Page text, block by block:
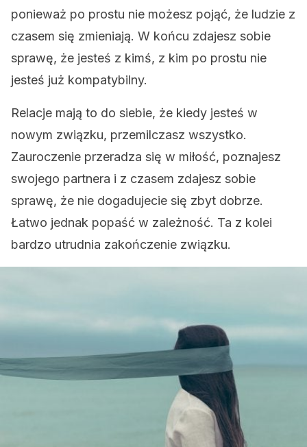
ponieważ po prostu nie możesz pojąć, że ludzie z
czasem się zmieniają. W końcu zdajesz sobie
sprawę, że jesteś z kimś, z kim po prostu nie
jesteś już kompatybilny.
Relacje mają to do siebie, że kiedy jesteś w
nowym związku, przemilczasz wszystko.
Zauroczenie przeradza się w miłość, poznajesz
swojego partnera i z czasem zdajesz sobie
sprawę, że nie dogadujecie się zbyt dobrze.
Łatwo jednak popaść w zależność. Ta z kolei
bardzo utrudnia zakończenie związku.